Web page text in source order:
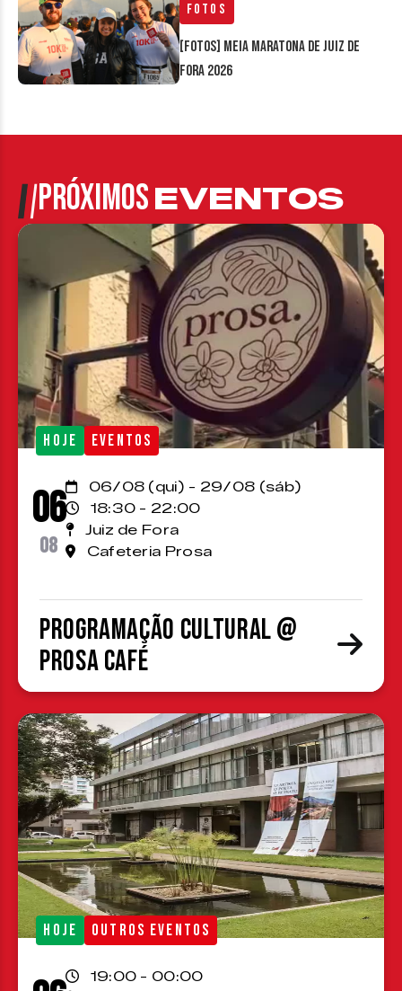
Fotos
[FOTOS] Meia Maratona de Juiz de
Fora 2026
PRÓXIMOSEVENTOS
HOJE EVENTOS
06
08
06/08 (qui) - 29/08 (sáb)
18:30 - 22:00
Juiz de Fora
Cafeteria Prosa
Programação cultural @
Prosa Café
HOJE OUTROS EVENTOS
19:00 - 00:00